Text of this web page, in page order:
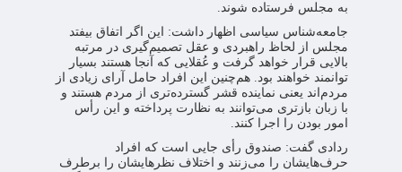
به مجلس فرستاده شوند.
جامعه‌شناس سیاسی اظهار داشت: این اگر اتفاق بیفتد
مجلس از لحاظ راهبردی و عقل تصمیم‌گیری در مرتبه
بالایی قرار خواهد گرفت و عُقلایی که آنجا هستند بسیار
توانمند خواهند بود. هم‌چنین این افراد حامل آرای زیادی از
مردم‌اند یعنی نماینده قشر گسترده‌تری از مردم هستند و
با زبان بازتری می‌توانند به نظارت پرداخته و این رأس
امور بودن را اجرا کنند.
ردادی گفت: صندوق رأی جایی است که افراد
حرف‌هایشان را می‌زنند و اختلاف نظرهایشان را برطرف